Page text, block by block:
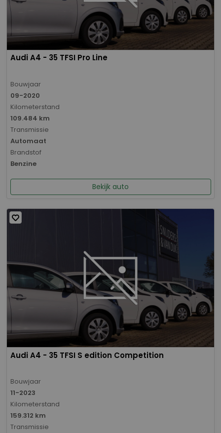
Audi A4 - 35 TFSI Pro Line
Bouwjaar
09-2020
Kilometerstand
109.484 km
Transmissie
Automaat
Brandstof
Benzine
Bekijk auto
Audi A4 - 35 TFSI S edition Competition
Bouwjaar
11-2023
Kilometerstand
159.312 km
Transmissie